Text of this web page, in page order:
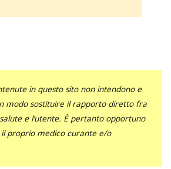
in questo sito non intendono e
modo sostituire il rapporto diretto fra
e l’utente. È pertanto opportuno
proprio medico curante e/o